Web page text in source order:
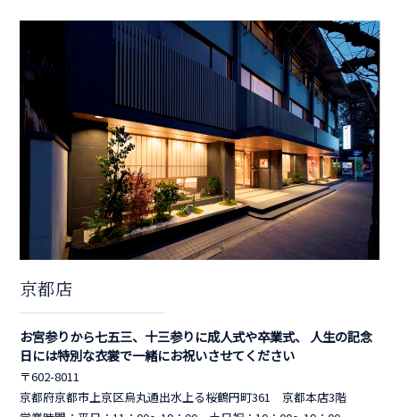
京都店
お宮参りから七五三、十三参りに成人式や卒業式、 人生の記念
日には特別な衣裳で一緒にお祝いさせてください
〒602-8011
京都府京都市上京区烏丸通出水上る桜鶴円町361 京都本店3階